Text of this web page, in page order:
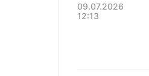
09.07.2026
12:13